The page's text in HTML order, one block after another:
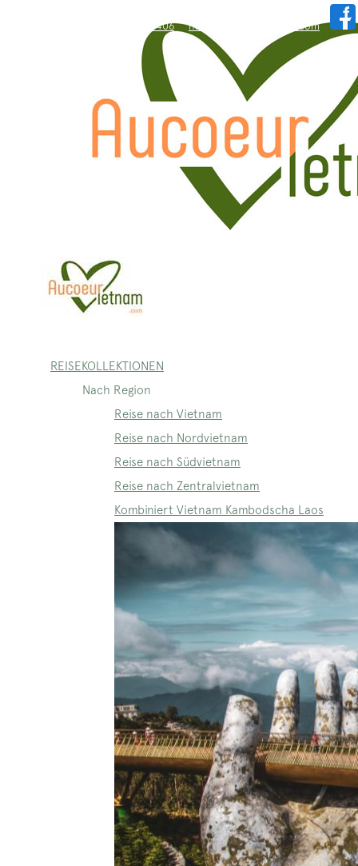
WhatsApp: +84.909.426.406 hallo@aucoeurvietnam.com
REISEKOLLEKTIONEN
Nach Region
Reise nach Vietnam
Reise nach Nordvietnam
Reise nach Südvietnam
Reise nach Zentralvietnam
Kombiniert Vietnam Kambodscha Laos